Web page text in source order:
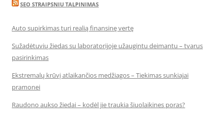
SEO STRAIPSNIU TALPINIMAS
Auto supirkimas turi realią finansinę vertę
Sužadėtuvių žiedas su laboratorijoje užaugintu deimantu – tvarus
pasirinkimas
Ekstremalų krūvį atlaikančios medžiagos – Tiekimas sunkiajai
pramonei
Raudono aukso žiedai – kodėl jie traukia šiuolaikines poras?